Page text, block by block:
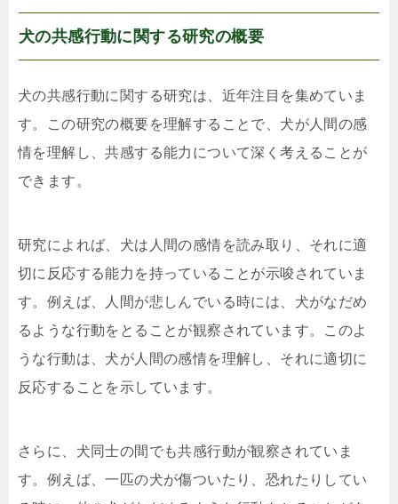
犬の共感行動に関する研究の概要
犬の共感行動に関する研究は、近年注目を集めていま
す。この研究の概要を理解することで、犬が人間の感
情を理解し、共感する能力について深く考えることが
できます。
研究によれば、犬は人間の感情を読み取り、それに適
切に反応する能力を持っていることが示唆されていま
す。例えば、人間が悲しんでいる時には、犬がなだめ
るような行動をとることが観察されています。このよ
うな行動は、犬が人間の感情を理解し、それに適切に
反応することを示しています。
さらに、犬同士の間でも共感行動が観察されていま
す。例えば、一匹の犬が傷ついたり、恐れたりしてい